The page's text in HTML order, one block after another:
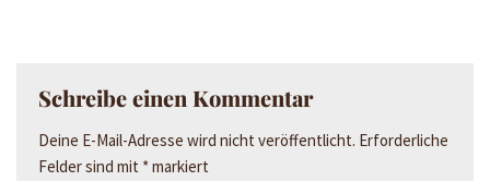
Schreibe einen Kommentar
Deine E-Mail-Adresse wird nicht veröffentlicht. Erforderliche
Felder sind mit *markiert